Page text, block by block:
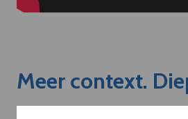
Meer context.